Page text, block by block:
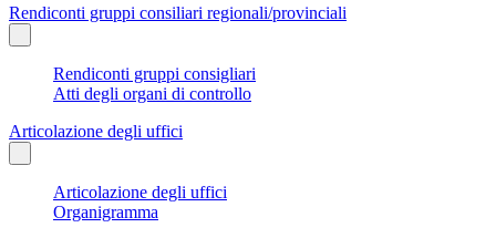
Rendiconti gruppi consiliari regionali/provinciali
Rendiconti gruppi consigliari
Atti degli organi di controllo
Articolazione degli uffici
Articolazione degli uffici
Organigramma